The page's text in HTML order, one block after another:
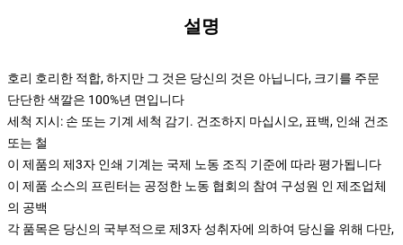
설명
호리 호리한 적합, 하지만 그 것은 당신의 것은 아닙니다, 크기를 주문
단단한 색깔은 100%년 면입니다
세척 지시: 손 또는 기계 세척 감기. 건조하지 마십시오, 표백, 인쇄 건조
또는 철
이 제품의 제3자 인쇄 기계는 국제 노동 조직 기준에 따라 평가됩니다
이 제품 소스의 프린터는 공정한 노동 협회의 참여 구성원 인 제조업체
의 공백
각 품목은 당신의 국부적으로 제3자 성취자에 의하여 당신을 위해 다만,